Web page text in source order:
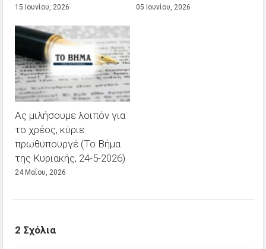
15 Ιουνίου, 2026 05 Ιουνίου, 2026
Ας μιλήσουμε λοιπόν για
το χρέος, κύριε
πρωθυπουργέ (Το Βήμα
της Κυριακής, 24-5-2026)
24 Μαΐου, 2026
2 Σχόλια